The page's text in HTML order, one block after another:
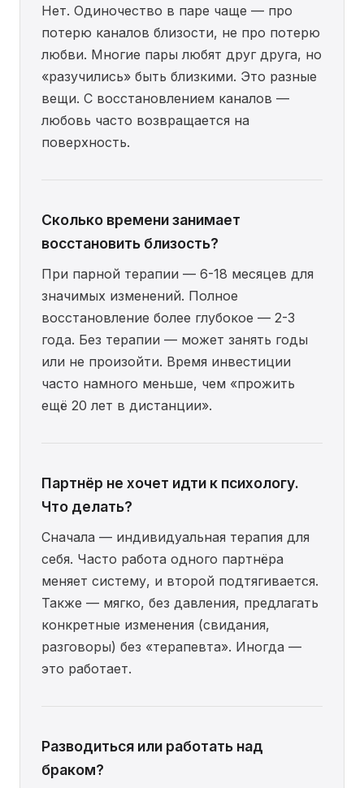
Нет. Одиночество в паре чаще — про
потерю каналов близости, не про потерю
любви. Многие пары любят друг друга, но
«разучились» быть близкими. Это разные
вещи. С восстановлением каналов —
любовь часто возвращается на
поверхность.
Сколько времени занимает
восстановить близость?
При парной терапии — 6-18 месяцев для
значимых изменений. Полное
восстановление более глубокое — 2-3
года. Без терапии — может занять годы
или не произойти. Время инвестиции
часто намного меньше, чем «прожить
ещё 20 лет в дистанции».
Партнёр не хочет идти к психологу.
Что делать?
Сначала — индивидуальная терапия для
себя. Часто работа одного партнёра
меняет систему, и второй подтягивается.
Также — мягко, без давления, предлагать
конкретные изменения (свидания,
разговоры) без «терапевта». Иногда —
это работает.
Разводиться или работать над
браком?